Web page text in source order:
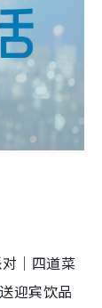
｜四道菜
迎宾饮品